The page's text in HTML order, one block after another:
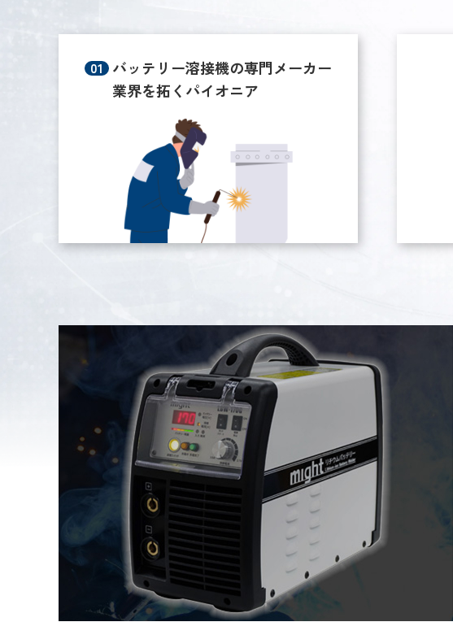
バッテリー溶接機の専門メーカー
業界を拓くパイオニア